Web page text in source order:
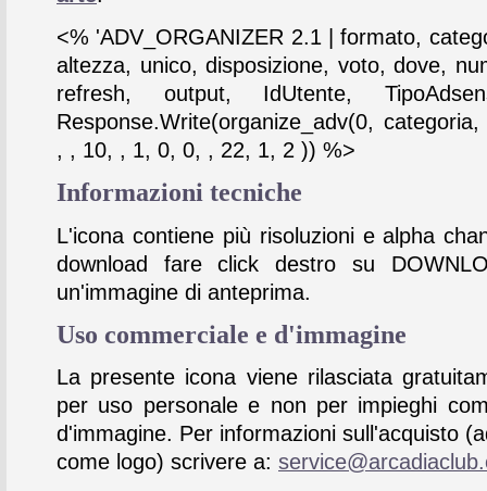
<% 'ADV_ORGANIZER 2.1 | formato,
altezza, unico, disposizione, voto, dove,
refresh, output, IdUtente,
Response.Write(organize_adv(0,
, , 10, , 1, 0, 0, , 22, 1, 2 )) %>
Informazioni tecniche
L'icona contiene più risoluzioni e alpha
download fare click destro su
un'immagine di anteprima.
Uso commerciale e d'immagine
La presente icona viene rilasciata
per uso personale e non per impieghi
d'immagine. Per informazioni sull'acquisto
come logo) scrivere a: